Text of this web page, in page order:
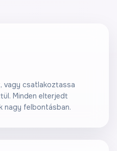
vagy csatlakoztassa
Minden elterjedt
nagy felbontásban.